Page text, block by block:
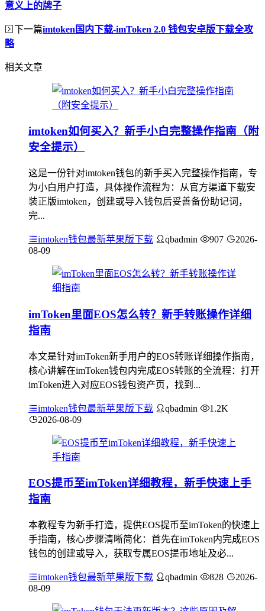
意义上的牌子
下一篇imtoken国内下载-imToken 2.0 钱包安卓版下载全攻
略
相关文章
imtoken如何买入？新手小白完整操作指南（附
安全提示）
这是一份针对imtoken钱包的新手买入完整操作指南，专
为小白用户打造，具体操作流程为：从官方渠道下载安
装正版imtoken，创建或导入钱包后妥善备份助记词，
完...
imtoken钱包最新苹果版下载 qbadmin 907
2026-
08-09
imToken里面EOS怎么转？新手转账操作详细
指南
本文是针对imToken新手用户的EOS转账详细操作指南，
核心讲解在imToken钱包内完成EOS转账的全流程：打开
imToken进入对应EOS钱包资产页，找到...
imtoken钱包最新苹果版下载 qbadmin
1.2K
2026-08-09
EOS提币至imToken详细教程，新手快速上手
指南
本教程专为新手打造，提供EOS提币至imToken的快速上
手指南，核心步骤清晰简化：首先在imToken内完成EOS
钱包的创建或导入，获取专属EOS提币地址及必...
imtoken钱包最新苹果版下载 qbadmin 828
2026-
08-09